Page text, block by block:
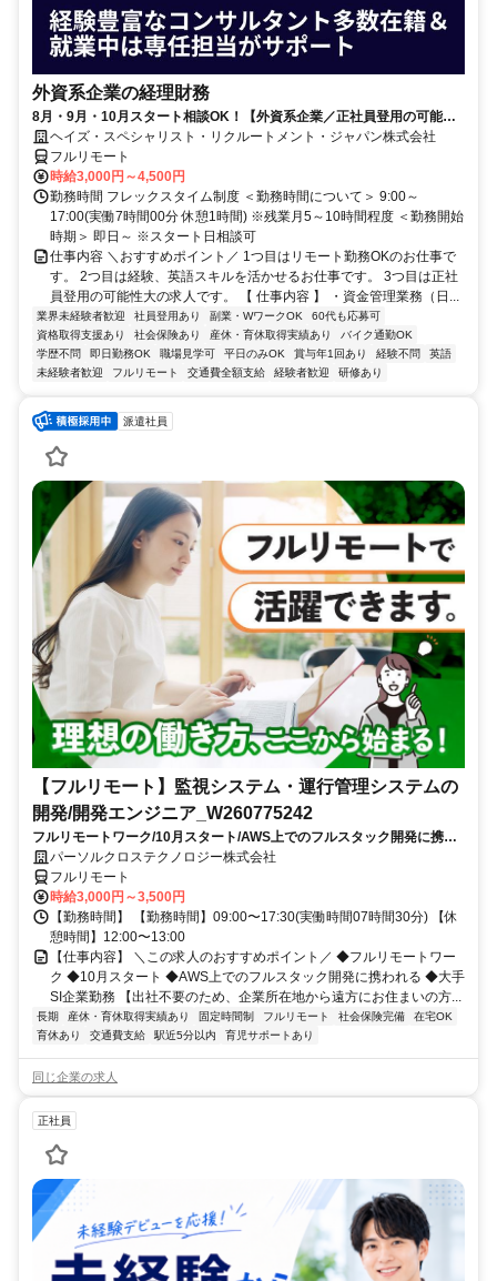
外資系企業の経理財務
8月・9月・10月スタート相談OK！【外資系企業／正社員登用の可能性
大／700万～800万／リモート勤務OK】経理財務
ヘイズ・スペシャリスト・リクルートメント・ジャパン株式会社
フルリモート
時給3,000円～4,500円
勤務時間 フレックスタイム制度 ＜勤務時間について＞ 9:00～
17:00(実働7時間00分 休憩1時間) ※残業月5～10時間程度 ＜勤務開始
時期＞ 即日～ ※スタート日相談可
仕事内容 ＼おすすめポイント／ 1つ目はリモート勤務OKのお仕事で
す。 2つ目は経験、英語スキルを活かせるお仕事です。 3つ目は正社
員登用の可能性大の求人です。 【 仕事内容 】 ・資金管理業務（日...
業界未経験者歓迎 社員登用あり 副業・WワークOK
60代も応募可
資格取得支援あり
社会保険あり 産休・育休取得実績あり
バイク通勤OK
学歴不問
即日勤務OK 職場見学可 平日のみOK 賞与年1回あり 経験不問
英語
未経験者歓迎
フルリモート 交通費全額支給 経験者歓迎 研修あり
派遣社員
【フルリモート】監視システム・運行管理システムの
開発/開発エンジニア_W260775242
フルリモートワーク/10月スタート/AWS上でのフルスタック開発に携わ
れる/大手SI企業勤務
パーソルクロステクノロジー株式会社
フルリモート
時給3,000円～3,500円
【勤務時間】 【勤務時間】09:00〜17:30(実働時間07時間30分) 【休
憩時間】12:00〜13:00
【仕事内容】 ＼この求人のおすすめポイント／ ◆フルリモートワー
ク ◆10月スタート ◆AWS上でのフルスタック開発に携われる ◆大手
SI企業勤務 【出社不要のため、企業所在地から遠方にお住まいの方...
長期 産休・育休取得実績あり 固定時間制 フルリモート 社会保険完備
在宅OK
育休あり
交通費支給 駅近5分以内 育児サポートあり
同じ企業の求人
正社員